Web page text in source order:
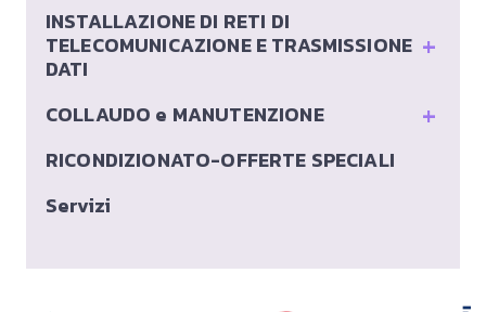
+
INSTALLAZIONE DI RETI DI
TELECOMUNICAZIONE E TRASMISSIONE
DATI
+
COLLAUDO e MANUTENZIONE
RICONDIZIONATO-OFFERTE SPECIALI
Servizi